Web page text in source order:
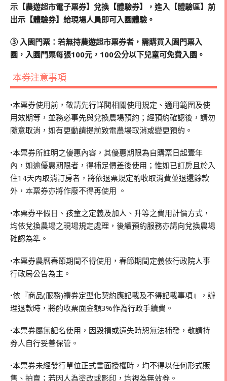
示【農遊超市電子票券】兌換【體驗券】，進入【體驗區】前
出示【體驗券】給現場人員即可入園體驗。
➂ 入園門票：若無持農遊超市票券者，需購買入園門票入
園，入園門票每張100元，100公分以下兒童可免費入園。
本券注意事項
•本票券使用前，敬請先行詳閱相關使用規定、適用範圍及使
用效期等，並務必事先與兌換農場預約；經預約確認後，請勿
隨意取消，如有更動請提前致電農場取消或變更預約。
•本票券所註明之優惠內容，其優惠期限為自購票日起壹年
內，如逾優惠期限者，得補足價差後使用；惟如已訂房且於入
住14天內取消訂房者，將依退票規定酌收取消費並退還餘款
外，本票券亦將作廢不得再使用 。
•本票券平假日、孩童之定義及加人、升等之費用計價方式，
均依兌換農場之現場規定處理，後續預約服務亦請向兌換農場
確認為準。
•本票券農曆春節期間不得使用，春節期間定義依行政院人事
行政局公告為主。
•依『商品(服務)禮券定型化契約應記載及不得記載事項』，辦
理退款時，將酌收票面金額3%作為行政手續費。
•本票券屬無記名使用，因毀損或遺失時恕無法補發，敬請持
券人自行妥善保管。
•本票券未經發行單位正式書面授權時，均不得以任何形式販
售、拍賣；若因人為塗改或影印，均視為無效券。